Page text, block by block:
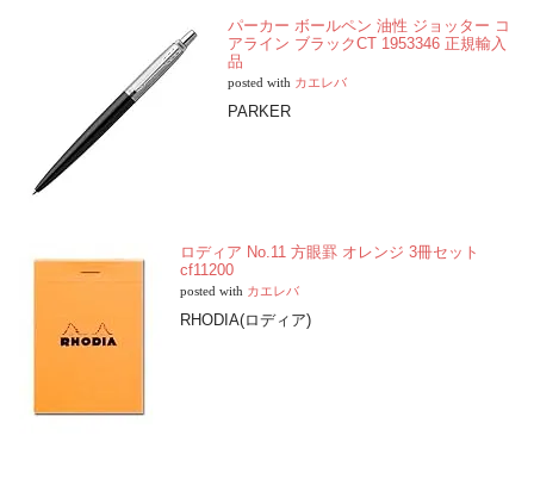
パーカー ボールペン 油性 ジョッター コ
アライン ブラックCT 1953346 正規輸入
品
posted with カエレバ
PARKER
ロディア No.11 方眼罫 オレンジ 3冊セット
cf11200
posted with カエレバ
RHODIA(ロディア)